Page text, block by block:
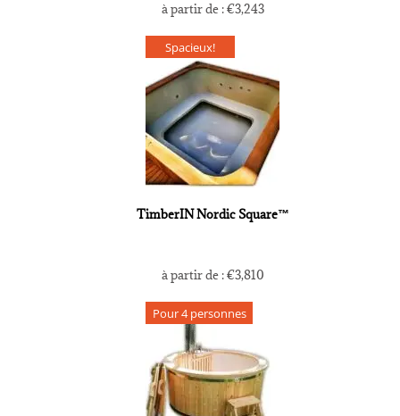
à partir de :€3,243
Spacieux!
TimberIN Nordic Square™
à partir de :€3,810
Pour 4 personnes